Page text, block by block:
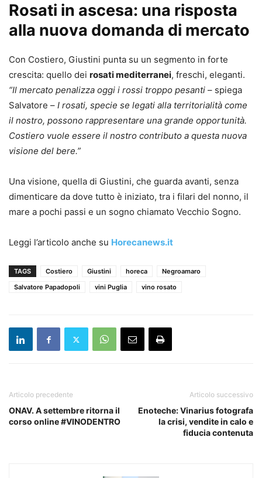
Rosati in ascesa: una risposta
alla nuova domanda di mercato
Con Costiero, Giustini punta su un segmento in forte
crescita: quello dei rosati mediterranei, freschi, eleganti.
“Il mercato penalizza oggi i rossi troppo pesanti – spiega
Salvatore – I rosati, specie se legati alla territorialità come
il nostro, possono rappresentare una grande opportunità.
Costiero vuole essere il nostro contributo a questa nuova
visione del bere.”
Una visione, quella di Giustini, che guarda avanti, senza
dimenticare da dove tutto è iniziato, tra i filari del nonno, il
mare a pochi passi e un sogno chiamato Vecchio Sogno.
Leggi l’articolo anche su Horecanews.it
TAGS Costiero Giustini horeca
Negroamaro
Salvatore Papadopoli
vini Puglia vino rosato
Articolo precedente
ONAV. A settembre ritorna il
corso online #VINODENTRO
Articolo successivo
Enoteche: Vinarius fotografa
la crisi, vendite in calo e
fiducia contenuta